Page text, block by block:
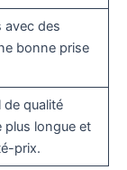
avec des
bonne prise
de qualité
plus longue et
prix.